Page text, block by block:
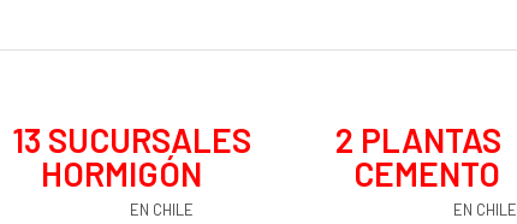
EN CHILE
13
HORMIGÓN
EN CHILE
2
CEMENTO